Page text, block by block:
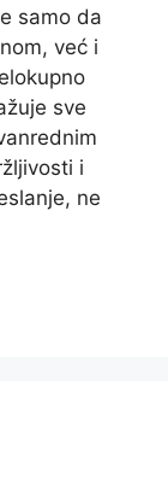
samo da
već i
sve
i
ne